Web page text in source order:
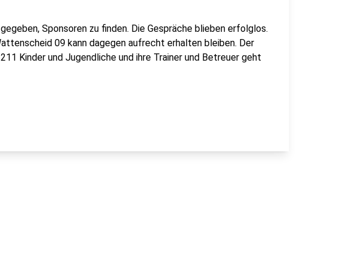
Sponsoren zu finden. Die Gespräche blieben erfolglos.
09 kann dagegen aufrecht erhalten bleiben. Der
Kinder und Jugendliche und ihre Trainer und Betreuer geht